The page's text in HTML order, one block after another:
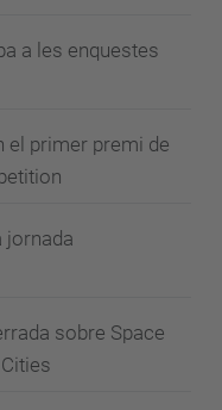
a les enquestes
el primer premi de
jornada
sobre Space